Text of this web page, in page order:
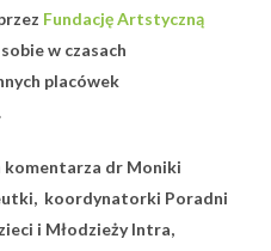
Fundację Artstyczną
w czasach
placówek
komentarza dr Moniki
koordynatorki Poradni
i Młodzieży Intra,